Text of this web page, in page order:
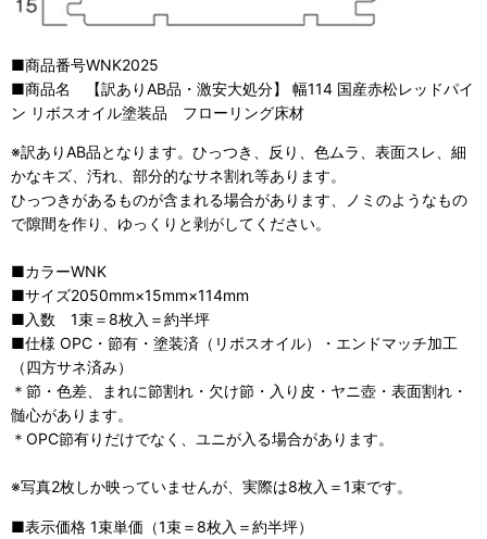
■商品番号WNK2025
■商品名 【訳ありAB品・激安大処分】 幅114 国産赤松レッドパイ
ン リボスオイル塗装品 フローリング床材
※訳ありAB品となります。ひっつき、反り、色ムラ、表面スレ、細
かなキズ、汚れ、部分的なサネ割れ等あります。
ひっつきがあるものが含まれる場合があります、ノミのようなもの
で隙間を作り、ゆっくりと剥がしてください。
■カラーWNK
■サイズ2050mm×15mm×114mm
■入数 1束＝8枚入＝約半坪
■仕様 OPC・節有・塗装済（リボスオイル）・エンドマッチ加工
（四方サネ済み）
＊節・色差、まれに節割れ・欠け節・入り皮・ヤニ壺・表面割れ・
髄心があります。
＊OPC節有りだけでなく、ユニが入る場合があります。
※写真2枚しか映っていませんが、実際は8枚入＝1束です。
■表示価格 1束単価（1束＝8枚入＝約半坪）